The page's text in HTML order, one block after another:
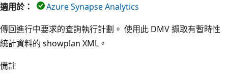
適用於：
Azure Synapse Analytics
傳回進行中要求的查詢執行計劃。 使用此 DMV 擷取有暫時性
統計資料的 showplan XML。
備註